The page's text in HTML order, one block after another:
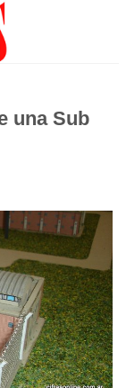
una Sub